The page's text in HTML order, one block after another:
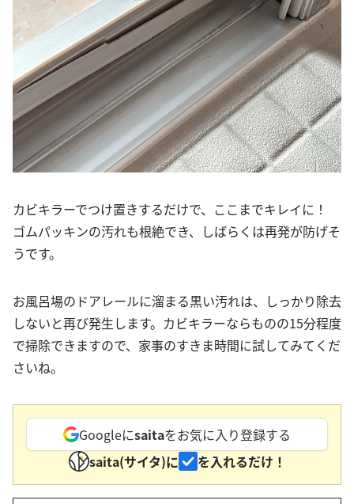
カビキラーでつけ置きするだけで、ここまでキレイに！
ゴムパッキンの汚れも根絶でき、しばらくは再発が防げそ
うです。
お風呂場のドアレールに溜まる黒い汚れは、しっかり除去
しないと再び発生します。カビキラーならものの15分程度
で掃除できますので、家事のすきま時間に試してみてくだ
さいね。
Googleにsaitaをお気に入り登録する
saita(サイタ)に
を入れるだけ！